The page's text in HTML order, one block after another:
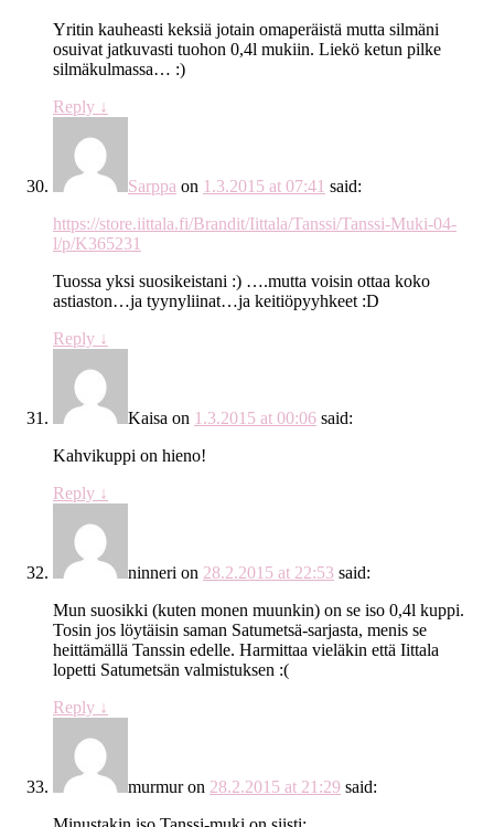
Yritin kauheasti keksiä jotain omaperäistä mutta silmäni
osuivat jatkuvasti tuohon 0,4l mukiin. Liekö ketun pilke
silmäkulmassa… :)
Reply ↓
Sarppa on 1.3.2015 at 07:41 said:
https://store.iittala.fi/Brandit/Iittala/Tanssi/Tanssi-Muki-04-
l/p/K365231
Tuossa yksi suosikeistani :) ….mutta voisin ottaa koko
astiaston…ja tyynyliinat…ja keitiöpyyhkeet :D
Reply ↓
Kaisa on 1.3.2015 at 00:06 said:
Kahvikuppi on hieno!
Reply ↓
ninneri on 28.2.2015 at 22:53 said:
Mun suosikki (kuten monen muunkin) on se iso 0,4l kuppi.
Tosin jos löytäisin saman Satumetsä-sarjasta, menis se
heittämällä Tanssin edelle. Harmittaa vieläkin että Iittala
lopetti Satumetsän valmistuksen :(
Reply ↓
murmuron 28.2.2015 at 21:29 said: